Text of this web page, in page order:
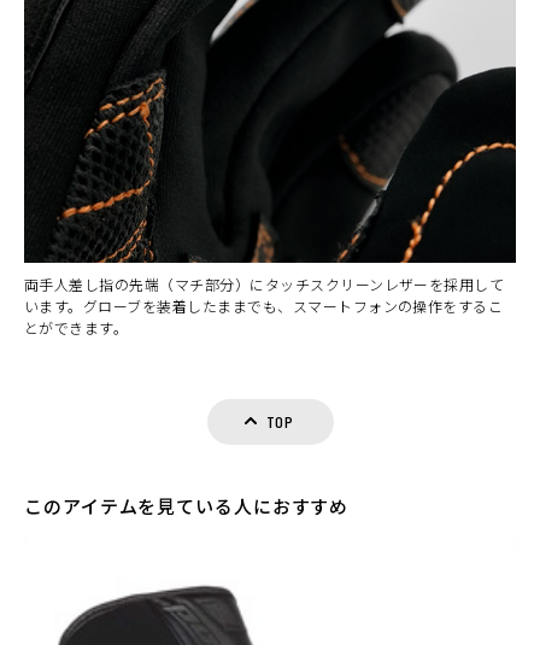
両手人差し指の先端（マチ部分）にタッチスクリーンレザーを採用して
います。グローブを装着したままでも、スマートフォンの操作をするこ
とができます。
TOP
このアイテムを見ている人におすすめ